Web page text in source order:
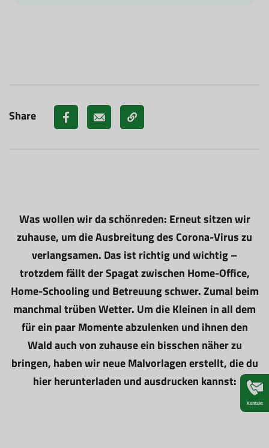
Share
Was wollen wir da schönreden: Erneut sitzen wir
zuhause, um die Ausbreitung des Corona-Virus zu
verlangsamen. Das ist richtig und wichtig –
trotzdem fällt der Spagat zwischen Home-Office,
Home-Schooling und Betreuung schwer. Zumal beim
manchmal trüben Wetter. Um die Kleinen in all dem
für ein paar Momente abzulenken und ihnen den
Wald auch von zuhause ein bisschen näher zu
bringen, haben wir neue Malvorlagen erstellt, die du
hier herunterladen und ausdrucken kannst:
Kontakt